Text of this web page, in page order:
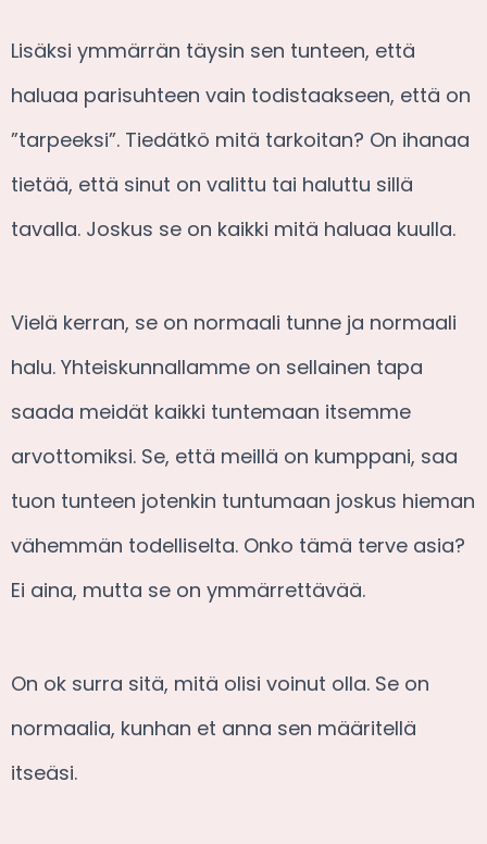
Lisäksi ymmärrän täysin sen tunteen, että
haluaa parisuhteen vain todistaakseen, että on
”tarpeeksi”. Tiedätkö mitä tarkoitan? On ihanaa
tietää, että sinut on valittu tai haluttu sillä
tavalla. Joskus se on kaikki mitä haluaa kuulla.
Vielä kerran, se on normaali tunne ja normaali
halu. Yhteiskunnallamme on sellainen tapa
saada meidät kaikki tuntemaan itsemme
arvottomiksi. Se, että meillä on kumppani, saa
tuon tunteen jotenkin tuntumaan joskus hieman
vähemmän todelliselta. Onko tämä terve asia?
Ei aina, mutta se on ymmärrettävää.
On ok surra sitä, mitä olisi voinut olla. Se on
normaalia, kunhan et anna sen määritellä
itseäsi.